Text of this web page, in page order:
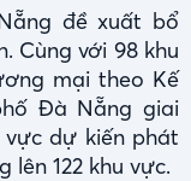
đề xuất bổ
Cùng với 98 khu
mại theo Kế
Đà Nẵng giai
vực dự kiến phát
122 khu vực.